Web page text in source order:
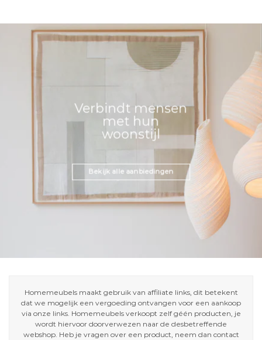
Verbindt mensen
met hun
woonstijl
Bekijk alle aanbiedingen
Homemeubels maakt gebruik van affiliate links, dit betekent
dat we mogelijk een vergoeding ontvangen voor een aankoop
via onze links. Homemeubels verkoopt zelf géén producten, je
wordt hiervoor doorverwezen naar de desbetreffende
webshop. Heb je vragen over een product, neem dan contact